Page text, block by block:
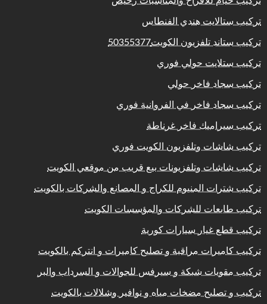
تركيب ستالايت هندي الفنطاس
تركيب ستاند تلفزيون الكويت50355377
تركيب ستلايت حولي فوري
تركيب سجاد فاخر حولي
تركيب سجاد فاخر في الفروانية فوري
تركيب سيراميك فاخر غرناطة
تركيب شاشات وتلفزيون الكويت فوري
تركيب شاشات وتلفزيونات بيع قريب من موقعي الكويت
تركيب شترات المنيوم للكراج و المصانع والشركات بالكويت
تركيب طابعات للشركات والمؤسسات الكويت
تركيب قطع غيار سيارات كورية
تركيب كاميرات مراقبة و تصليح كاميرات و انتركم بالكويت
تركيب مقويات شبكة و سيرفس للجوالات و السرداب والبر
تركيب و تصليح مضخات مياه و نوافير وشلالات بالكويت